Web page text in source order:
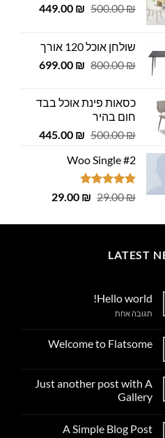
500.00₪
המחיר
500.00 ₪.
449.00 ₪
המחיר
שולחן אוכל 120 אורך
800.00₪
המחיר
800.00 ₪.
699.00 ₪
המחיר
699.00 ₪.כסאות פינת אוכל בבד
חום בהיר
500.00₪
המחיר
היה:
500.00 ₪.
445.00 ₪
המחיר
Woo Single #2
דורג4.75
29.00₪
המחיר
היה:
29.00 ₪
המחיר
הוא:
LATEST
Hello world!
תגובה אחתעל
Welcome to Flatsome
Welcome
to
Flatsome
Just another post with A
Gallery
על
A Simple Blog Post